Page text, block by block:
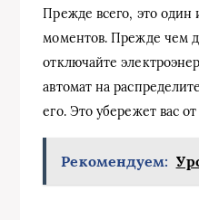
Прежде всего, это один
моментов. Прежде чем
отключайте
автомат на
его. Это убережет вас
Рекомендуем: